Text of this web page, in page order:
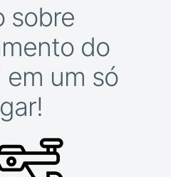
sobre
do
em um só